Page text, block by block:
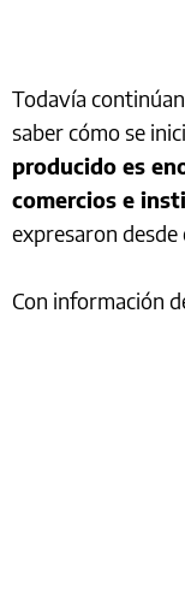
Todavía
saber cómo se
producido es
comercios e
expresaron desde
Con información